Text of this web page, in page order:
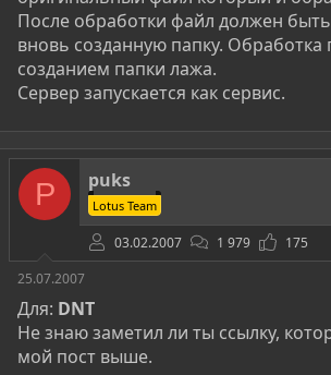
После обработки файл должен
вновь созданную папку. Обработка
созданием папки лажа.
Сервер запускается как сервис.
P puks
Lotus Team
03.02.2007 1 979
175
25.07.2007
Для: DNT
Не знаю заметил ли ты ссылку,
мой пост выше.